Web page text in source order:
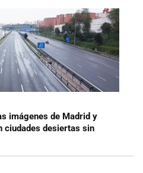
imágenes de Madrid y
ciudades desiertas sin